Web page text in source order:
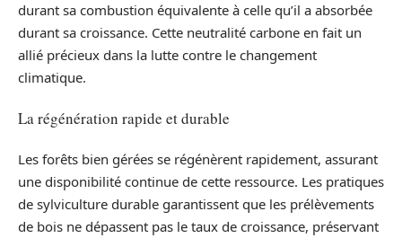
durant sa combustion équivalente à celle qu’il a absorbée
durant sa croissance. Cette neutralité carbone en fait un
allié précieux dans la lutte contre le changement
climatique.
La régénération rapide et durable
Les forêts bien gérées se régénèrent rapidement, assurant
une disponibilité continue de cette ressource. Les pratiques
de sylviculture durable garantissent que les prélèvements
de bois ne dépassent pas le taux de croissance, préservant